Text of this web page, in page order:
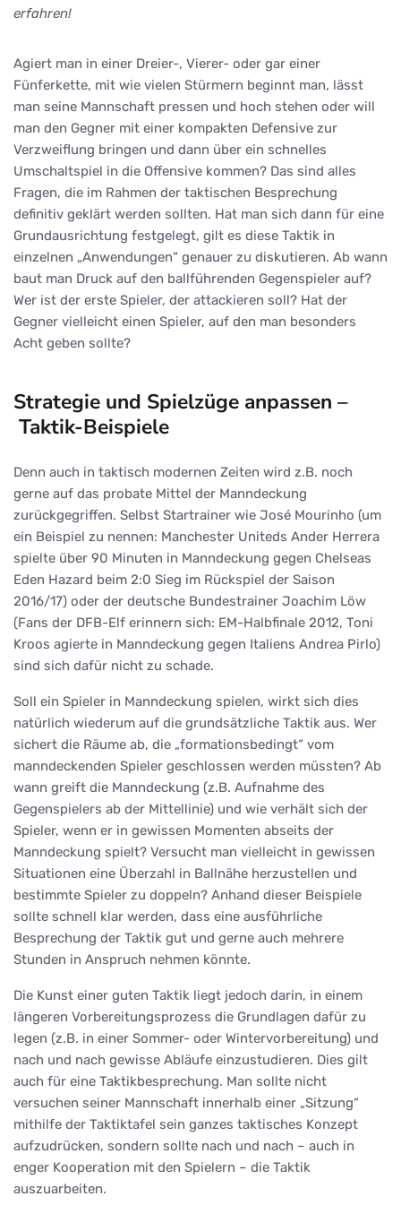
erfahren!
Agiert man in einer Dreier-, Vierer- oder gar einer
Fünferkette, mit wie vielen Stürmern beginnt man, lässt
man seine Mannschaft pressen und hoch stehen oder will
man den Gegner mit einer kompakten Defensive zur
Verzweiflung bringen und dann über ein schnelles
Umschaltspiel in die Offensive kommen? Das sind alles
Fragen, die im Rahmen der taktischen Besprechung
definitiv geklärt werden sollten. Hat man sich dann für eine
Grundausrichtung festgelegt, gilt es diese Taktik in
einzelnen „Anwendungen“ genauer zu diskutieren. Ab wann
baut man Druck auf den ballführenden Gegenspieler auf?
Wer ist der erste Spieler, der attackieren soll? Hat der
Gegner vielleicht einen Spieler, auf den man besonders
Acht geben sollte?
Strategie und Spielzüge anpassen –
Taktik-Beispiele
Denn auch in taktisch modernen Zeiten wird z.B. noch
gerne auf das probate Mittel der Manndeckung
zurückgegriffen. Selbst Startrainer wie José Mourinho (um
ein Beispiel zu nennen: Manchester Uniteds Ander Herrera
spielte über 90 Minuten in Manndeckung gegen Chelseas
Eden Hazard beim 2:0 Sieg im Rückspiel der Saison
2016/17) oder der deutsche Bundestrainer Joachim Löw
(Fans der DFB-Elf erinnern sich: EM-Halbfinale 2012, Toni
Kroos agierte in Manndeckung gegen Italiens Andrea Pirlo)
sind sich dafür nicht zu schade.
Soll ein Spieler in Manndeckung spielen, wirkt sich dies
natürlich wiederum auf die grundsätzliche Taktik aus. Wer
sichert die Räume ab, die „formationsbedingt“ vom
manndeckenden Spieler geschlossen werden müssten? Ab
wann greift die Manndeckung (z.B. Aufnahme des
Gegenspielers ab der Mittellinie) und wie verhält sich der
Spieler, wenn er in gewissen Momenten abseits der
Manndeckung spielt? Versucht man vielleicht in gewissen
Situationen eine Überzahl in Ballnähe herzustellen und
bestimmte Spieler zu doppeln? Anhand dieser Beispiele
sollte schnell klar werden, dass eine ausführliche
Besprechung der Taktik gut und gerne auch mehrere
Stunden in Anspruch nehmen könnte.
Die Kunst einer guten Taktik liegt jedoch darin, in einem
längeren Vorbereitungsprozess die Grundlagen dafür zu
legen (z.B. in einer Sommer- oder Wintervorbereitung) und
nach und nach gewisse Abläufe einzustudieren. Dies gilt
auch für eine Taktikbesprechung. Man sollte nicht
versuchen seiner Mannschaft innerhalb einer „Sitzung“
mithilfe der Taktiktafel sein ganzes taktisches Konzept
aufzudrücken, sondern sollte nach und nach – auch in
enger Kooperation mit den Spielern – die Taktik
auszuarbeiten.